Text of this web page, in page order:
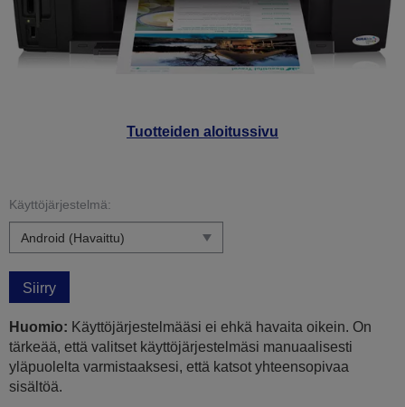
Tuotteiden aloitussivu
Käyttöjärjestelmä:
Siirry
Huomio: Käyttöjärjestelmääsi ei ehkä havaita oikein. On
tärkeää, että valitset käyttöjärjestelmäsi manuaalisesti
yläpuolelta varmistaaksesi, että katsot yhteensopivaa
sisältöä.